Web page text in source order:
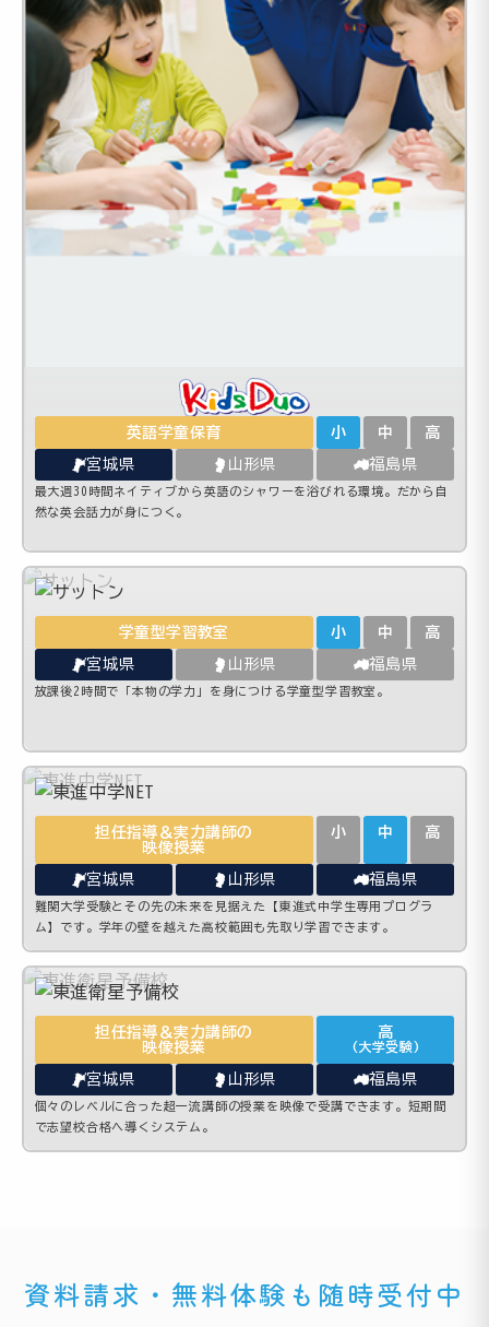
英語学童保育 小 中 高
宮城県 山形県 福島県
最大週30時間ネイティブから英語のシャワーを浴びれる環境。だから自
然な英会話力が身につく。
学童型学習教室 小 中 高
宮城県 山形県 福島県
放課後2時間で「本物の学力」を身につける学童型学習教室。
担任指導＆実力講師の
映像授業
小 中 高
宮城県 山形県 福島県
難関大学受験とその先の未来を見据えた【東進式中学生専用プログラ
ム】です。学年の壁を越えた高校範囲も先取り学習できます。
担任指導＆実力講師の
映像授業
高
(大学受験)
宮城県 山形県 福島県
個々のレベルに合った超一流講師の授業を映像で受講できます。短期間
で志望校合格へ導くシステム。
資料請求・無料体験も随時受付中